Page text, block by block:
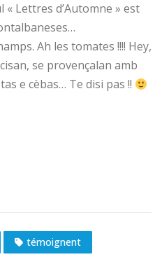
Lettres d’Automne » est
Ah les tomates !!!! Hey,
se provençalan amb
e cèbas… Te disi pas !!
témoignent